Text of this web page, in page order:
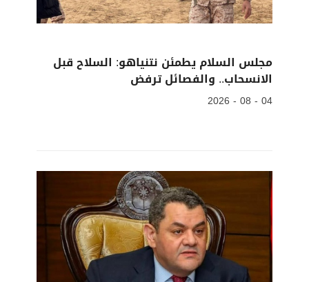
مجلس السلام يطمئن نتنياهو: السلاح قبل
الانسحاب.. والفصائل ترفض
04 - 08 - 2026